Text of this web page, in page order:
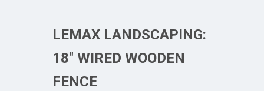
LEMAX LANDSCAPING:
18″ WIRED WOODEN
FENCE